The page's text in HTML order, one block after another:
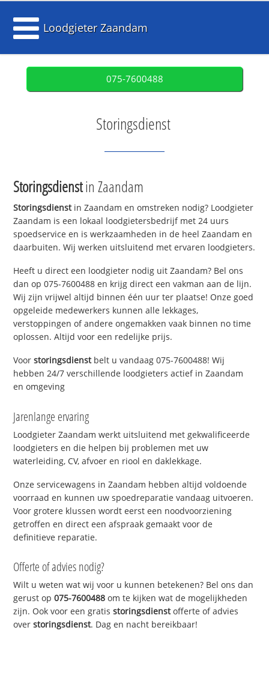
Loodgieter Zaandam
075-7600488
Storingsdienst
Storingsdienstin Zaandam
Storingsdienstin Zaandam en omstreken nodig? Loodgieter
Zaandam is een lokaal loodgietersbedrijf met 24 uurs
spoedservice en is werkzaamheden in de heel Zaandam en
daarbuiten. Wij werken uitsluitend met ervaren loodgieters.
Heeft u direct een loodgieter nodig uit Zaandam? Bel ons
dan op 075-7600488 en krijg direct een vakman aan de lijn.
Wij zijn vrijwel altijd binnen één uur ter plaatse! Onze goed
opgeleide medewerkers kunnen alle lekkages,
verstoppingen of andere ongemakken vaak binnen no time
oplossen. Altijd voor een redelijke prijs.
Voorstoringsdienstbelt u vandaag 075-7600488! Wij
hebben 24/7 verschillende loodgieters actief in Zaandam
en omgeving
Jarenlange ervaring
Loodgieter Zaandam werkt uitsluitend met gekwalificeerde
loodgieters en die helpen bij problemen met uw
waterleiding, CV, afvoer en riool en daklekkage.
Onze servicewagens in Zaandam hebben altijd voldoende
voorraad en kunnen uw spoedreparatie vandaag uitvoeren.
Voor grotere klussen wordt eerst een noodvoorziening
getroffen en direct een afspraak gemaakt voor de
definitieve reparatie.
Offerte of advies nodig?
Wilt u weten wat wij voor u kunnen betekenen? Bel ons dan
gerust op075-7600488 om te kijken wat de mogelijkheden
zijn. Ook voor een gratisstoringsdienstofferte of advies
overstoringsdienst. Dag en nacht bereikbaar!